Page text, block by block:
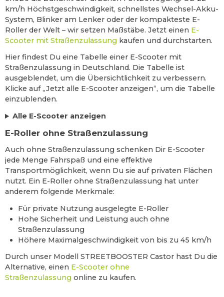
km/h Höchstgeschwindigkeit, schnellstes Wechsel-Akku-
System, Blinker am Lenker oder der kompakteste E-
Roller der Welt – wir setzen Maßstäbe. Jetzt einen E-
Scooter mit Straßenzulassung kaufen und durchstarten.
Hier findest Du eine Tabelle einer E-Scooter mit
Straßenzulassung in Deutschland. Die Tabelle ist
ausgeblendet, um die Übersichtlichkeit zu verbessern.
Klicke auf „Jetzt alle E-Scooter anzeigen“, um die Tabelle
einzublenden.
Alle E-Scooter anzeigen
E-Roller ohne Straßenzulassung
Auch ohne Straßenzulassung schenken Dir E-Scooter
jede Menge Fahrspaß und eine effektive
Transportmöglichkeit, wenn Du sie auf privaten Flächen
nutzt. Ein E-Roller ohne Straßenzulassung hat unter
anderem folgende Merkmale:
Für private Nutzung ausgelegte E-Roller
Hohe Sicherheit und Leistung auch ohne
Straßenzulassung
Höhere Maximalgeschwindigkeit von bis zu 45 km/h
Durch unser Modell STREETBOOSTER Castor hast Du die
Alternative, einen E-Scooter ohne
Straßenzulassung online zu kaufen.